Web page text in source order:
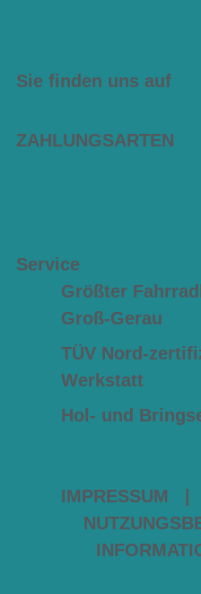
Sie finden uns auf
ZAHLUNGSARTEN
Service
Größter
Groß-Gerau
TÜV Nord-
Werkstatt
Hol- und
IMPRESSUM